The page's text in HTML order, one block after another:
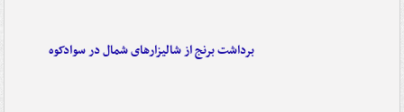
برداشت برنج از شالیزارهای شمال در سوادکوه